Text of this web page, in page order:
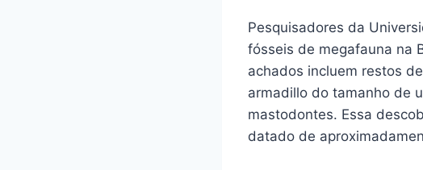
Pesquisadores da
fósseis de megafauna na
achados incluem restos
armadillo do tamanho de
mastodontes. Essa
datado de